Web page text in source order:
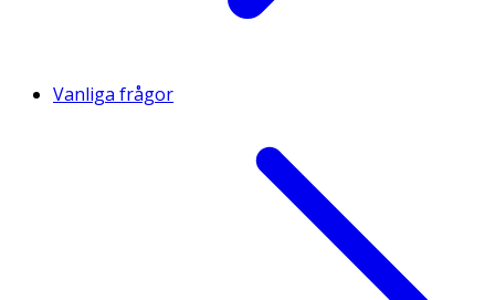
Vanliga frågor